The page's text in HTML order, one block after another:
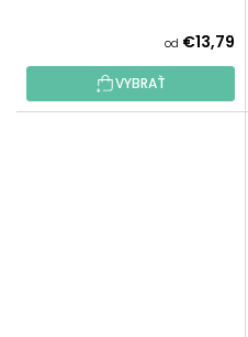
od €13,79
VYBRAŤ